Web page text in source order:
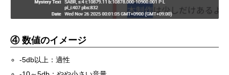
④ 数値のイメージ
-5db以上：適性